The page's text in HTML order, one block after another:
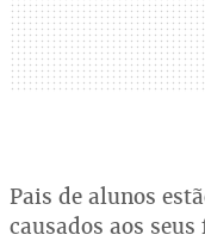
Pais de alunos
causados aos